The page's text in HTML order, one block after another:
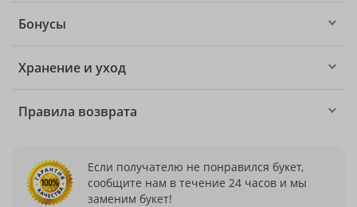
Бонусы
Хранение и уход
Правила возврата
Если получателю не понравился букет,
сообщите нам в течение 24 часов и мы
заменим букет!